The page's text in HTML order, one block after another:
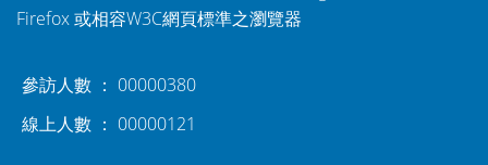
Firefox 或相容W3C網頁標準之瀏覽器
參訪人數 ： 00000380
線上人數 ： 00000121